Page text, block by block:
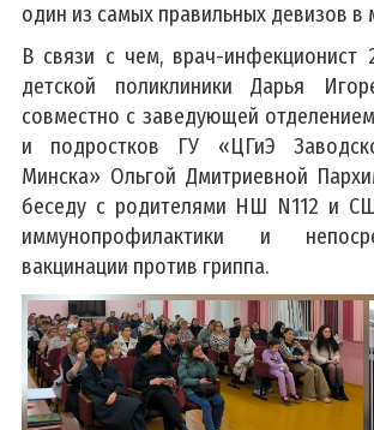
один из самых правильных девизов в
В связи с чем, врач-инфекционист
детской поликлиники Дарья
совместно с заведующей
и подростков ГУ «ЦГиЭ
Минска» Ольгой Дмитриевной
беседу с родителями НШ N112 и
иммунопрофилактики и
вакцинации против гриппа.